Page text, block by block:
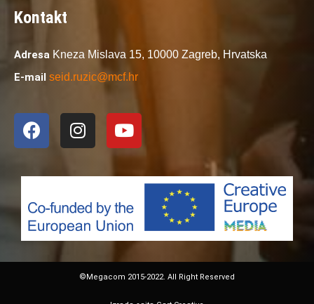
Kontakt
Adresa Kneza Mislava 15, 10000 Zagreb, Hrvatska
E-mail seid.ruzic@mcf.hr
©Megacom 2015-2022. All Right Reserved